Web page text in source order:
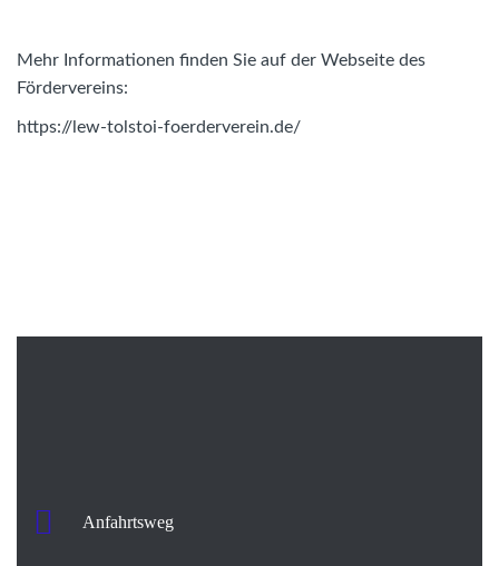
Mehr Informationen finden Sie auf der Webseite des
Fördervereins:
https://lew-tolstoi-foerderverein.de/
Anfahrtsweg